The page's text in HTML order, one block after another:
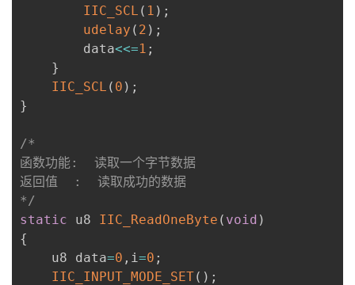
IIC_SCL ( 1 ) ;
udelay ( 2 ) ;
        data
<<=1 ;
}
IIC_SCL ( 0 ) ;
}
/*
函数功能:  读取一个字节数据
返回值  :  读取成功的数据
*/
static u8 IIC_ReadOneByte ( void )
{
    u8 data
=0 , i =0 ;
IIC_INPUT_MODE_SET( ) ;